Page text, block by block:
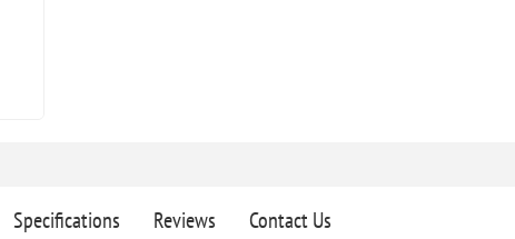
Specifications Reviews Contact Us